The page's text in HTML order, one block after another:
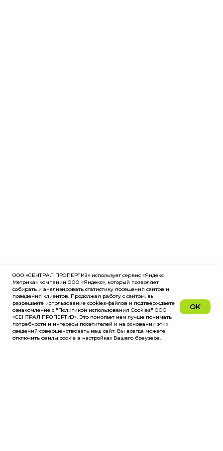
ООО «СЕНТРАЛ ПРОПЕРТИЗ» использует сервис «Яндекс
Метрика» компании ООО «Яндекс», который позволяет
собирать и анализировать статистику посещения сайтов и
поведения клиентов. Продолжая работу с сайтом, вы
разрешаете использование cookies-файлов и подтверждаете
ознакомление с "Политикой использования Cookies" ООО
«СЕНТРАЛ ПРОПЕРТИЗ». Это помогает нам лучше понимать
потребности и интересы посетителей и на основании этих
сведений совершенствовать наш сайт. Вы всегда можете
отключить файлы cookie в настройках Вашего браузера.
OK